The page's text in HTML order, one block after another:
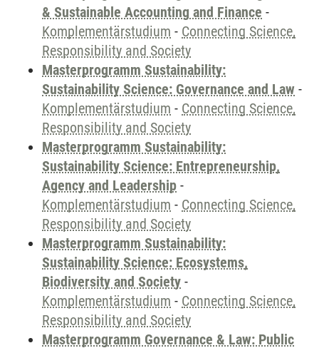
& Sustainable Accounting and Finance -
Komplementärstudium - Connecting Science,
Responsibility and Society
Masterprogramm Sustainability:
Sustainability Science: Governance and Law -
Komplementärstudium - Connecting Science,
Responsibility and Society
Masterprogramm Sustainability:
Sustainability Science: Entrepreneurship,
Agency and Leadership -
Komplementärstudium - Connecting Science,
Responsibility and Society
Masterprogramm Sustainability:
Sustainability Science: Ecosystems,
Biodiversity and Society -
Komplementärstudium - Connecting Science,
Responsibility and Society
Masterprogramm Governance & Law: Public